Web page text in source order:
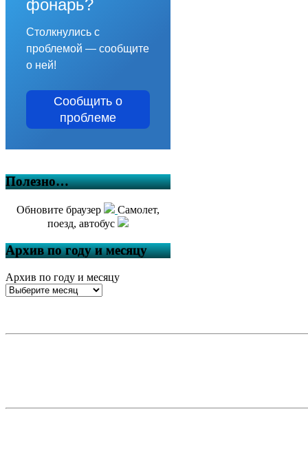
фонарь?
Столкнулись с
проблемой — сообщите
о ней!
Сообщить о
проблеме
Полезно…
Обновите браузер
Самолет,
поезд, автобус
Архив по году и месяцу
Архив по году и месяцу